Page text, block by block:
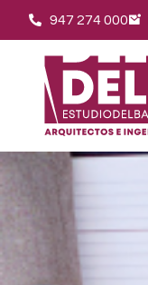
947 274 000